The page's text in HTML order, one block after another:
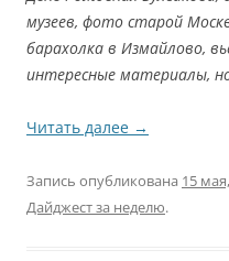
музеев, фото старой
барахолка в Измайлово,
интересные материалы,
Читать далее →
Запись опубликована 15
Дайджест за неделю.